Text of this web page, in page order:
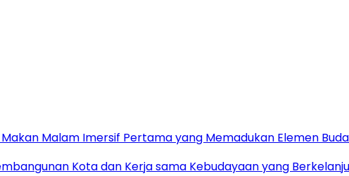
Malam Imersif Pertama yang Memadukan Elemen
Kota dan Kerja sama Kebudayaan yang